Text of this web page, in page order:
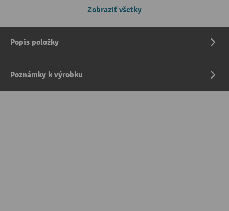
Zobraziť všetky
Popis položky
Poznámky k výrobku